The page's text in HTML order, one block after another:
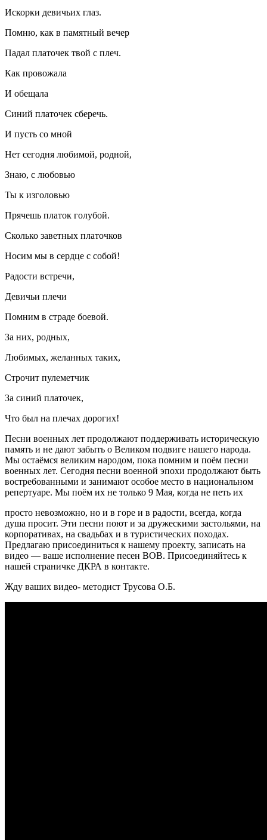
Искорки девичьих глаз.
Помню, как в памятный вечер
Падал платочек твой с плеч.
Как провожала
И обещала
Синий платочек сберечь.
И пусть со мной
Нет сегодня любимой, родной,
Знаю, с любовью
Ты к изголовью
Прячешь платок голубой.
Сколько заветных платочков
Носим мы в сердце с собой!
Радости встречи,
Девичьи плечи
Помним в страде боевой.
За них, родных,
Любимых, желанных таких,
Строчит пулеметчик
За синий платочек,
Что был на плечах дорогих!
Песни военных лет продолжают поддерживать историческую
память и не дают забыть о Великом подвиге нашего народа.
Мы остаёмся великим народом, пока помним и поём песни
военных лет. Сегодня песни военной эпохи продолжают быть
востребованными и занимают особое место в национальном
репертуаре. Мы поём их не только 9 Мая, когда не петь их
просто невозможно, но и в горе и в радости, всегда, когда
душа просит. Эти песни поют и за дружескими застольями, на
корпоративах, на свадьбах и в туристических походах.
Предлагаю присоединиться к нашему проекту, записать на
видео — ваше исполнение песен ВОВ. Присоединяйтесь к
нашей страничке ДКРА в контакте.
Жду ваших видео- методист Трусова О.Б.